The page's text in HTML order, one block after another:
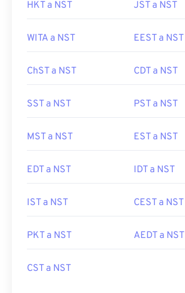
HKT a NST JST a NST
WITA a NST EEST a NST
ChST a NST CDT a NST
SST a NST PST a NST
MST a NST EST a NST
EDT a NST IDT a NST
IST a NST CEST a NST
PKT a NST AEDT a NST
CST a NST